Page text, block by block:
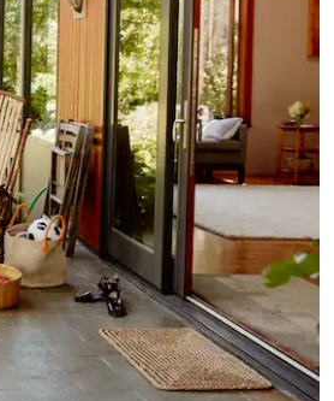
bas, ou en appuyant dessus et en les